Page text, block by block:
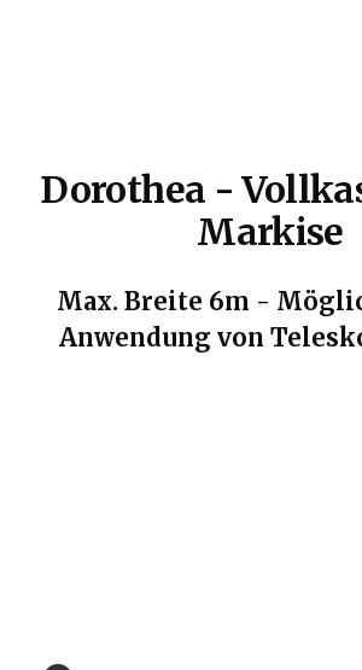
Insektenschutz
Markisen
Bewertungen
Dorothea -
Markise
Max. Breite 6m -
Anwendung von